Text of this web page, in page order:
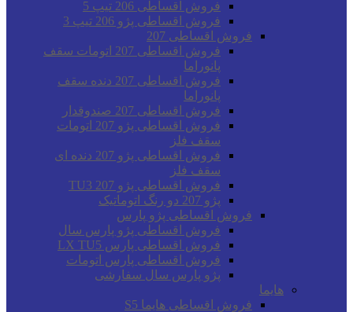
فروش اقساطی 206 تیپ 5
فروش اقساطی پژو 206 تیپ 3
فروش اقساطی 207
فروش اقساطی 207 اتومات سقف
پانوراما
فروش اقساطی 207 دنده سقف
پانوراما
فروش اقساطی 207 صندوقدار
فروش اقساطی پژو 207 اتومات
سقف فلز
فروش اقساطی پژو 207 دنده ای
سقف فلز
فروش اقساطی پژو 207 TU3
پژو 207 دو رنگ اتوماتیک
فروش اقساطی پژو پارس
فروش اقساطی پژو پارس سال
فروش اقساطی پارس LX TU5
فروش اقساطی پارس اتومات
پژو پارس سال سفارشی
هایما
فروش اقساطی هایما S5